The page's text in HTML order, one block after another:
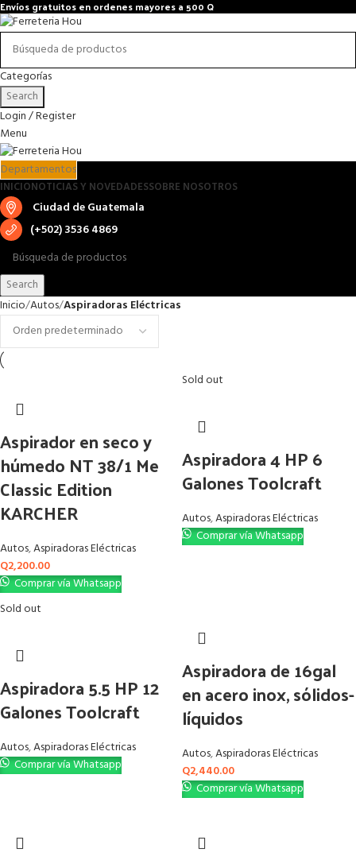
Envíos gratuitos en ordenes mayores a 500 Q
Categorías
Search
Login / Register
Menu
Departamentos
INICIONOTICIAS Y NOVEDADESSOBRE NOSOTROS
Ciudad de Guatemala
(+502) 3536 4869
Search
Inicio Autos Aspiradoras Eléctricas
Aspirador en seco y
húmedo NT 38/1 Me
Classic Edition
KARCHER
Autos,Aspiradoras Eléctricas
Q2,200.00
Comprar vía Whatsapp
Sold out
Aspiradora 4 HP 6
Galones Toolcraft
Autos,Aspiradoras Eléctricas
Comprar vía Whatsapp
Sold out
Aspiradora 5.5 HP 12
Galones Toolcraft
Autos,Aspiradoras Eléctricas
Comprar vía Whatsapp
Aspiradora de 16gal
en acero inox, sólidos-
líquidos
Autos,Aspiradoras Eléctricas
Q2,440.00
Comprar vía Whatsapp